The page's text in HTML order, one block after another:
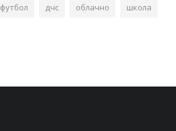
футбол дчс облачно школа